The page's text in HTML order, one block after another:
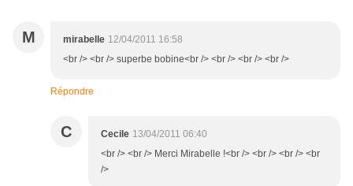
M mirabelle 12/04/2011 16:58
<br /> <br /> superbe bobine<br /> <br /> <br /> <br />
Répondre
C Cecile 13/04/2011 06:40
<br /> <br /> Merci Mirabelle !<br /> <br /> <br /> <br
/>